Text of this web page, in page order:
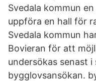
Svedala kommun
uppföra en hall för
Svedala kommun
Bovieran för att
undersökas senast i
bygglovsansökan.